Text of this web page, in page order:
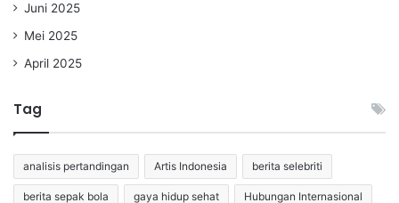
Juni 2025
Mei 2025
April 2025
Tag
analisis pertandingan Artis Indonesia berita selebriti
berita sepak bola gaya hidup sehat Hubungan Internasional